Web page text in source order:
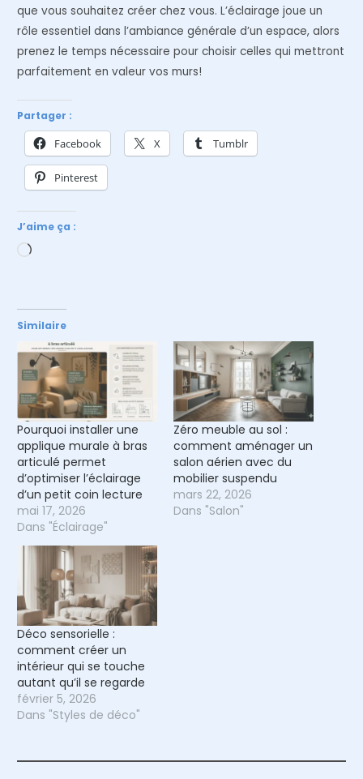
que vous souhaitez créer chez vous. L’éclairage joue un
rôle essentiel dans l’ambiance générale d’un espace, alors
prenez le temps nécessaire pour choisir celles qui mettront
parfaitement en valeur vos murs!
Partager :
Facebook X Tumblr
Pinterest
J’aime ça :
Chargement…
Similaire
Pourquoi installer une
applique murale à bras
articulé permet
d’optimiser l’éclairage
d’un petit coin lecture
mai 17, 2026
Dans "Éclairage"
Zéro meuble au sol :
comment aménager un
salon aérien avec du
mobilier suspendu
mars 22, 2026
Dans "Salon"
Déco sensorielle :
comment créer un
intérieur qui se touche
autant qu’il se regarde
février 5, 2026
Dans "Styles de déco"